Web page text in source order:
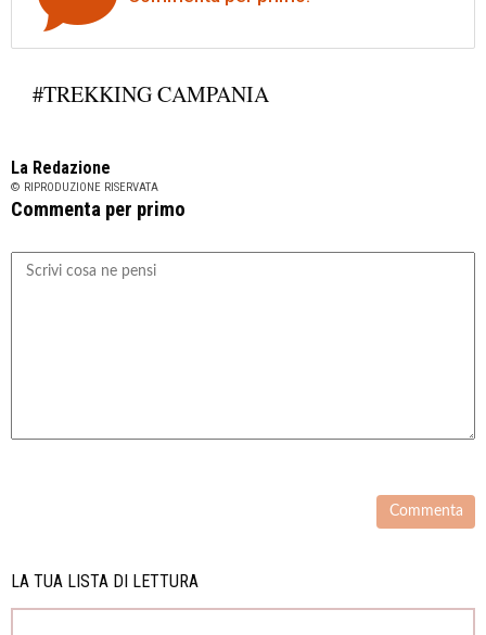
#TREKKING CAMPANIA
La Redazione
© RIPRODUZIONE RISERVATA
Commenta per primo
LA TUA LISTA DI LETTURA